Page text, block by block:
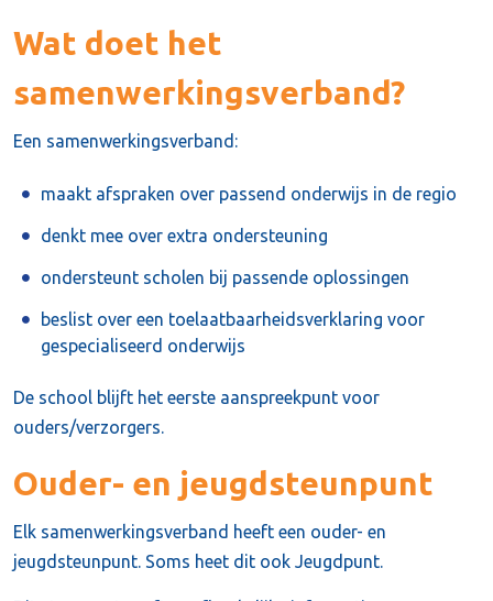
Wat doet het
samenwerkingsverband?
Een samenwerkingsverband:
maakt afspraken over passend onderwijs in de regio
denkt mee over extra ondersteuning
ondersteunt scholen bij passende oplossingen
beslist over een toelaatbaarheidsverklaring voor
gespecialiseerd onderwijs
De school blijft het eerste aanspreekpunt voor
ouders/verzorgers.
Ouder- en jeugdsteunpunt
Elk samenwerkingsverband heeft een ouder- en
jeugdsteunpunt. Soms heet dit ook Jeugdpunt.